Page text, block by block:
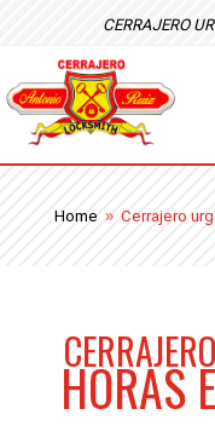
CERRAJERO
Home 9 Cerrajero
HORAS